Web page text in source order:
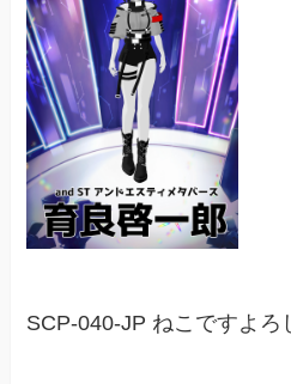
SCP-040-JP ねこですよろ